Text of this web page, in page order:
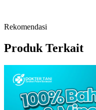
Rekomendasi
Produk Terkait